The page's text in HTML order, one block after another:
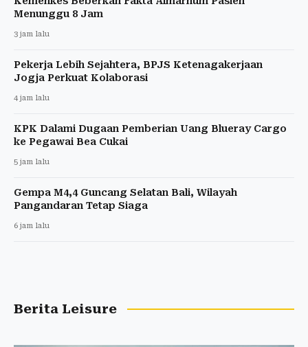
Menunggu 8 Jam
3 jam lalu
Pekerja Lebih Sejahtera, BPJS Ketenagakerjaan
Jogja Perkuat Kolaborasi
4 jam lalu
KPK Dalami Dugaan Pemberian Uang Blueray Cargo
ke Pegawai Bea Cukai
5 jam lalu
Gempa M4,4 Guncang Selatan Bali, Wilayah
Pangandaran Tetap Siaga
6 jam lalu
Berita Leisure